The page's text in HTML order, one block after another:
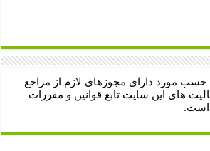
مورد دارای مجوزهای لازم از مراجع
های این سایت تابع قوانین و مقررات
است.